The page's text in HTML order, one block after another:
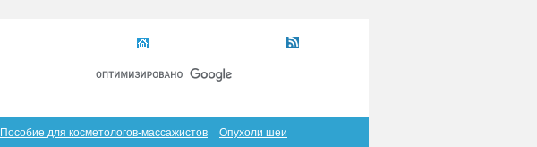
Пособие для косметологов-массажистов Опухоли шеи